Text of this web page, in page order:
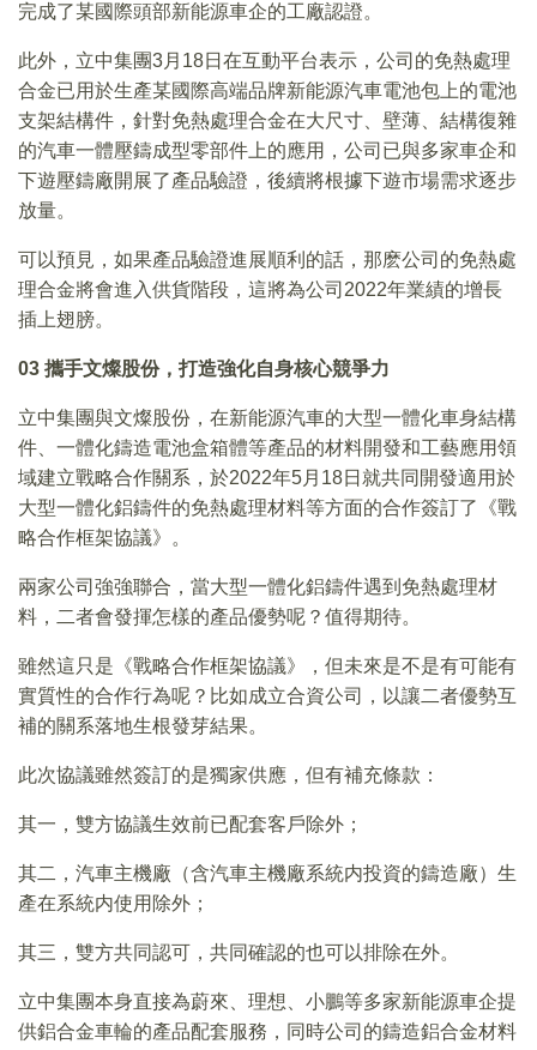
完成了某國際頭部新能源車企的工廠認證。
此外，立中集團3月18日在互動平台表示，公司的免熱處理
合金已用於生產某國際高端品牌新能源汽車電池包上的電池
支架結構件，針對免熱處理合金在大尺寸、壁薄、結構復雜
的汽車一體壓鑄成型零部件上的應用，公司已與多家車企和
下遊壓鑄廠開展了產品驗證，後續將根據下遊市場需求逐步
放量。
可以預見，如果產品驗證進展順利的話，那麽公司的免熱處
理合金將會進入供貨階段，這將為公司2022年業績的增長
插上翅膀。
03 攜手文燦股份，打造強化自身核心競爭力
立中集團與文燦股份，在新能源汽車的大型一體化車身結構
件、一體化鑄造電池盒箱體等產品的材料開發和工藝應用領
域建立戰略合作關系，於2022年5月18日就共同開發適用於
大型一體化鋁鑄件的免熱處理材料等方面的合作簽訂了《戰
略合作框架協議》。
兩家公司強強聯合，當大型一體化鋁鑄件遇到免熱處理材
料，二者會發揮怎樣的產品優勢呢？值得期待。
雖然這只是《戰略合作框架協議》，但未來是不是有可能有
實質性的合作行為呢？比如成立合資公司，以讓二者優勢互
補的關系落地生根發芽結果。
此次協議雖然簽訂的是獨家供應，但有補充條款：
其一，雙方協議生效前已配套客戶除外；
其二，汽車主機廠（含汽車主機廠系統内投資的鑄造廠）生
產在系統内使用除外；
其三，雙方共同認可，共同確認的也可以排除在外。
立中集團本身直接為蔚來、理想、小鵬等多家新能源車企提
供鋁合金車輪的產品配套服務，同時公司的鑄造鋁合金材料